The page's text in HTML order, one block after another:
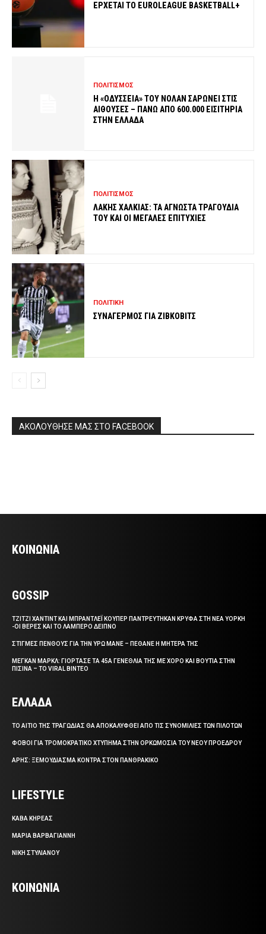
ΕΡΧΕΤΑΙ ΤΟ EUROLEAGUE BASKETBALL+
ΠΟΛΙΤΙΣΜΟΣ
Η «ΟΔΥΣΣΕΙΑ» ΤΟΥ ΝΟΛΑΝ ΣΑΡΩΝΕΙ ΣΤΙΣ
ΑΙΘΟΥΣΕΣ – ΠΑΝΩ ΑΠΟ 600.000 ΕΙΣΙΤΗΡΙΑ
ΣΤΗΝ ΕΛΛΑΔΑ
ΠΟΛΙΤΙΣΜΟΣ
ΛΑΚΗΣ ΧΑΛΚΙΑΣ: ΤΑ ΑΓΝΩΣΤΑ ΤΡΑΓΟΥΔΙΑ
ΤΟΥ ΚΑΙ ΟΙ ΜΕΓΑΛΕΣ ΕΠΙΤΥΧΙΕΣ
ΠΟΛΙΤΙΚΗ
ΣΥΝΑΓΕΡΜΟΣ ΓΙΑ ΖΙΒΚΟΒΙΤΣ
ΑΚΟΛΟΥΘΗΣΕ ΜΑΣ ΣΤΟ FACEBOOK
ΚΟΙΝΩΝΙΑ
GOSSIP
ΤΖΙΤΖΙ ΧΑΝΤΙΝΤ ΚΑΙ ΜΠΡΑΝΤΛΕΪ ΚΟΥΠΕΡ ΠΑΝΤΡΕΥΤΗΚΑΝ ΚΡΥΦΑ ΣΤΗ ΝΕΑ ΥΟΡΚΗ
-ΟΙ ΒΕΡΕΣ ΚΑΙ ΤΟ ΛΑΜΠΕΡΟ ΔΕΙΠΝΟ
ΣΤΙΓΜΕΣ ΠΕΝΘΟΥΣ ΓΙΑ ΤΗΝ ΥΡΩ ΜΑΝΕ – ΠΕΘΑΝΕ Η ΜΗΤΕΡΑ ΤΗΣ
ΜΕΓΚΑΝ ΜΑΡΚΛ: ΓΙΟΡΤΑΣΕ ΤΑ 45Α ΓΕΝΕΘΛΙΑ ΤΗΣ ΜΕ ΧΟΡΟ ΚΑΙ ΒΟΥΤΙΑ ΣΤΗΝ
ΠΙΣΙΝΑ – ΤΟ VIRAL ΒΙΝΤΕΟ
ΕΛΛΑΔΑ
ΤΟ ΑΙΤΙΟ ΤΗΣ ΤΡΑΓΩΔΙΑΣ ΘΑ ΑΠΟΚΑΛΥΦΘΕΙ ΑΠΟ ΤΙΣ ΣΥΝΟΜΙΛΙΕΣ ΤΩΝ ΠΙΛΟΤΩΝ
ΦΟΒΟΙ ΓΙΑ ΤΡΟΜΟΚΡΑΤΙΚΟ ΧΤΥΠΗΜΑ ΣΤΗΝ ΟΡΚΩΜΟΣΙΑ ΤΟΥ ΝΕΟΥ ΠΡΟΕΔΡΟΥ
ΑΡΗΣ: ΞΕΜΟΥΔΙΑΣΜΑ ΚΟΝΤΡΑ ΣΤΟΝ ΠΑΝΘΡΑΚΙΚΟ
LIFESTYLE
ΚΑΒΑ ΚΗΡΕΑΣ
ΜΑΡΙΑ ΒΑΡΒΑΓΙΑΝΝΗ
ΝΙΚΗ ΣΤΥΛΙΑΝΟΥ
ΚΟΙΝΩΝΙΑ